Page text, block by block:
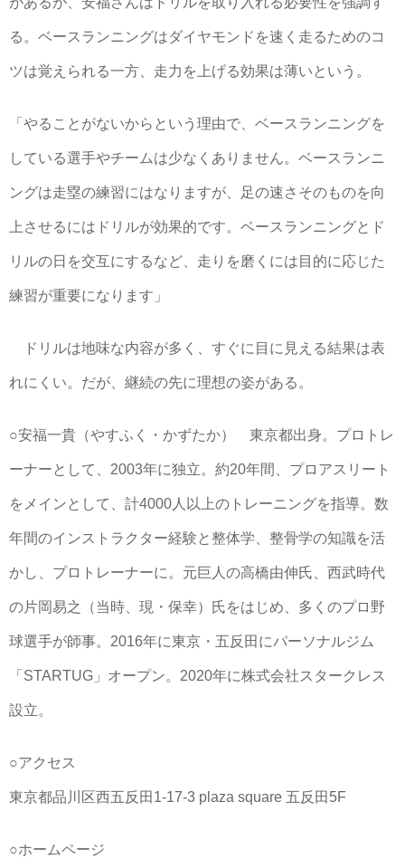
る。ベースランニングはダイヤモンドを速く走るためのコ
ツは覚えられる一方、走力を上げる効果は薄いという。
「やることがないからという理由で、ベースランニングを
している選手やチームは少なくありません。ベースランニ
ングは走塁の練習にはなりますが、足の速さそのものを向
上させるにはドリルが効果的です。ベースランニングとド
リルの日を交互にするなど、走りを磨くには目的に応じた
練習が重要になります」
ドリルは地味な内容が多く、すぐに目に見える結果は表
れにくい。だが、継続の先に理想の姿がある。
○安福一貴（やすふく・かずたか） 東京都出身。プロトレ
ーナーとして、2003年に独立。約20年間、プロアスリート
をメインとして、計4000人以上のトレーニングを指導。数
年間のインストラクター経験と整体学、整骨学の知識を活
かし、プロトレーナーに。元巨人の高橋由伸氏、西武時代
の片岡易之（当時、現・保幸）氏をはじめ、多くのプロ野
球選手が師事。2016年に東京・五反田にパーソナルジム
「STARTUG」オープン。2020年に株式会社スタークレス
設立。
○アクセス
東京都品川区西五反田1-17-3 plaza square 五反田5F
○ホームページ